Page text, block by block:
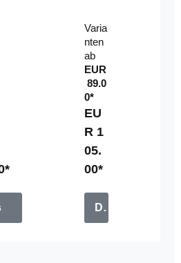
el
mi
t
Fe
rn
be
di
en
u
n
g
Varia
nten
ab
EUR
89.0
0*
EU
R 1
05.
00*
Details